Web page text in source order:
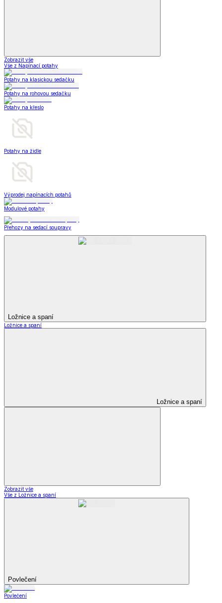
Zobrazit vše
Vše z Napínací potahy
Potahy na klasickou sedačku
Potahy na rohovou sedačku
Potahy na křeslo
Potahy na židle
Výprodej napínacích potahů
Modulové potahy
Přehozy na sedací soupravy
Ložnice a spaní
Ložnice a spaní
Ložnice a spaní
Zobrazit vše
Vše z Ložnice a spaní
Povlečení
Povlečení